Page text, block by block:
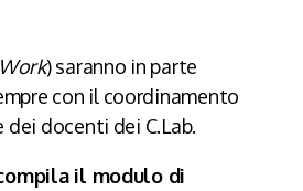
) saranno in parte
con il coordinamento
dei docenti dei C.Lab.
il modulo di